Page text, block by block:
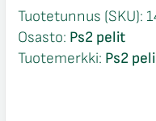
Racing
loose
Ps2
Tuotetunnus (SKU):
Osasto: Ps2 pelit
Tuotemerkki: Ps2 peli